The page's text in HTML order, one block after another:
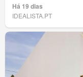
Há 19 dias
IDEALISTA.PT